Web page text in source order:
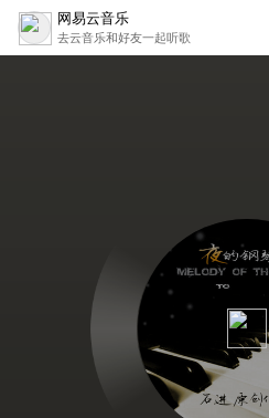
网易云音乐
去云音乐和好友一起听歌